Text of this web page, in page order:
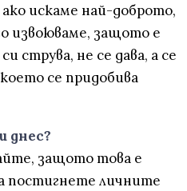
искаме най-доброто,
извоюваме, защото е
струва, не се дава, а се
се придобива
днес?
защото това е
постигнете личните